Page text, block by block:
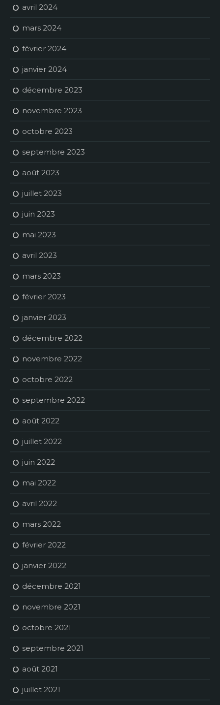
avril 2024
mars 2024
février 2024
janvier 2024
décembre 2023
novembre 2023
octobre 2023
septembre 2023
août 2023
juillet 2023
juin 2023
mai 2023
avril 2023
mars 2023
février 2023
janvier 2023
décembre 2022
novembre 2022
octobre 2022
septembre 2022
août 2022
juillet 2022
juin 2022
mai 2022
avril 2022
mars 2022
février 2022
janvier 2022
décembre 2021
novembre 2021
octobre 2021
septembre 2021
août 2021
juillet 2021